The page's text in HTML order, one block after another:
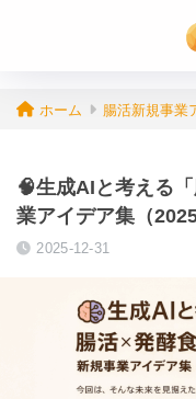
ホーム 腸活新規事業
🧠生成AIと考える
業アイデア集（2025
2025-12-31